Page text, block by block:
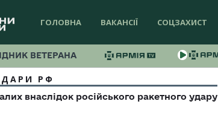
ГОЛОВНА ВАКАНСІЇ СОЦЗАХИСТ
ВЕТЕРАНА
РФ
внаслідок російського ракетного удару